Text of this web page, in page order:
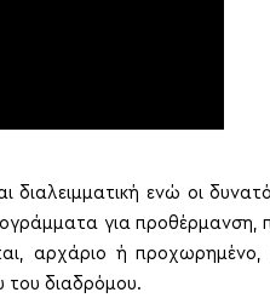
ενώ οι
για προθέρμανση,
αρχάριο ή προχωρημένο,
του διαδρόμου.